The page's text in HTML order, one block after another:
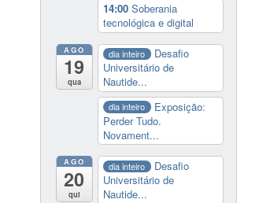
14:00 Soberania
tecnológica e digital
AGO
19
qua
dia inteiro
Desafio
Universitário de
Nautide...
dia inteiro
Exposição:
Perder Tudo.
Novament...
AGO
20
qui
dia inteiro
Desafio
Universitário de
Nautide...